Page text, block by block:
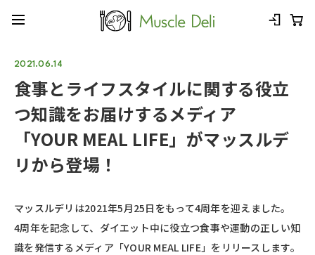
2021.06.14
食事とライフスタイルに関する役立
つ知識をお届けするメディア
「YOUR MEAL LIFE」がマッスルデ
リから登場！
マッスルデリは2021年5月25日をもって4周年を迎えました。
4周年を記念して、ダイエット中に役立つ食事や運動の正しい知
識を発信するメディア「YOUR MEAL LIFE」をリリースします。